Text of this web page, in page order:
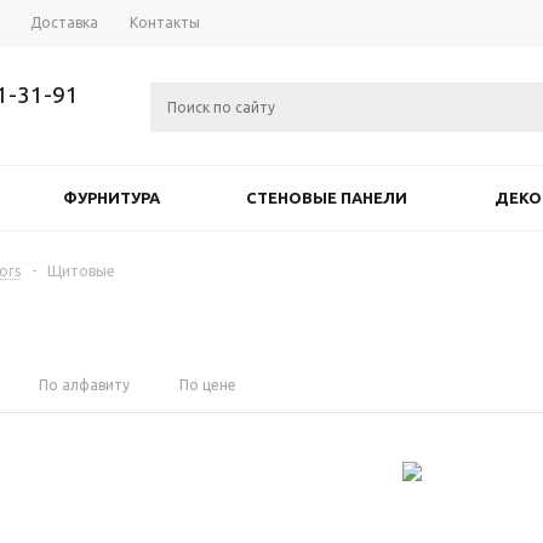
Доставка Контакты
31-91
ФУРНИТУРА СТЕНОВЫЕ ПАНЕЛИ
- Щитовые
По алфавиту По цене